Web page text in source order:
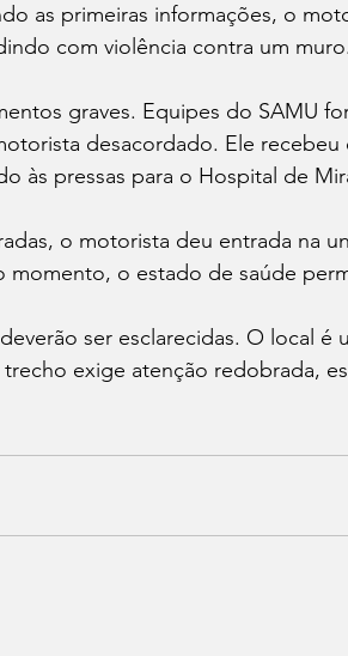
as primeiras informações, o
com violência contra um muro.
graves. Equipes do SAMU
desacordado. Ele recebeu
às pressas para o Hospital de
o motorista deu entrada na
o estado de saúde
ser esclarecidas. O local é
exige atenção redobrada,